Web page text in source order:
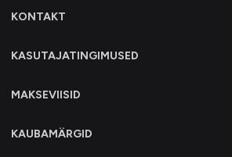
KONTAKT
KASUTAJATINGIMUSED
MAKSEVIISID
KAUBAMÄRGID